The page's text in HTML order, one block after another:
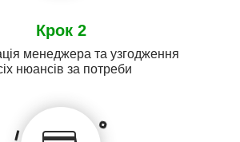
Крок 2
менеджера та узгодження
нюансів за потреби